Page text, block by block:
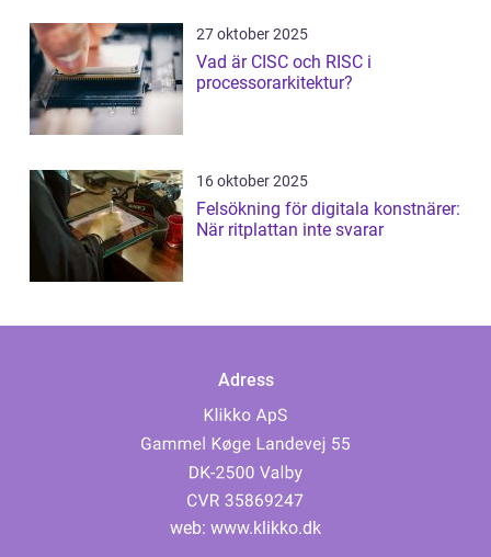
27 oktober 2025
Vad är CISC och RISC i
processorarkitektur?
16 oktober 2025
Felsökning för digitala konstnärer:
När ritplattan inte svarar
Adress
web: www.klikko.dk